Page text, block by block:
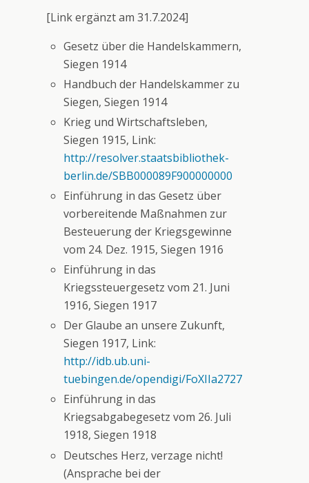
[Link ergänzt am 31.7.2024]
Gesetz über die Handelskammern,
Siegen 1914
Handbuch der Handelskammer zu
Siegen, Siegen 1914
Krieg und Wirtschaftsleben,
Siegen 1915, Link:
http://resolver.staatsbibliothek-
berlin.de/SBB000089F900000000
Einführung in das Gesetz über
vorbereitende Maßnahmen zur
Besteuerung der Kriegsgewinne
vom 24. Dez. 1915, Siegen 1916
Einführung in das
Kriegssteuergesetz vom 21. Juni
1916, Siegen 1917
Der Glaube an unsere Zukunft,
Siegen 1917, Link:
http://idb.ub.uni-
tuebingen.de/opendigi/FoXIIa2727
Einführung in das
Kriegsabgabegesetz vom 26. Juli
1918, Siegen 1918
Deutsches Herz, verzage nicht!
(Ansprache bei der